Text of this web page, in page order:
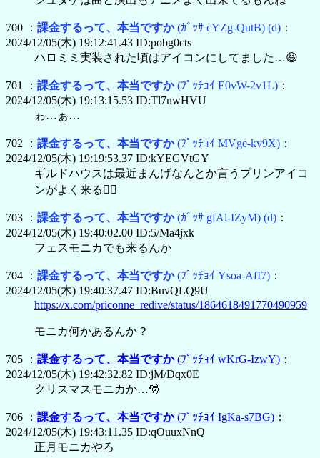
700 ： 課金するって、本当ですか(ｶﾞｯｻ cYZg-QutB) (d) ：
2024/12/05(木) 19:12:41.43 ID:pobg0cts
ハロミミ実装された頃はアイコンにしてました…😆
701 ： 課金するって、本当ですか(ﾌﾟｯﾁｮｲ E0vW-2v1L) ：
2024/12/05(木) 19:13:15.53 ID:Tl7nwHVU
ゎ…ぁ…
702 ： 課金するって、本当ですか(ﾌﾟｯﾁｮｲ MVge-kv9X) ：
2024/12/05(木) 19:19:53.37 ID:kYEGVtGY
ギルドハウスは最近まんげなんとか言うプリンアイコ
ンがよく来る😵‍💫
703 ： 課金するって、本当ですか(ｶﾞｯｻ gfAl-IZyM) (d) ：
2024/12/05(木) 19:40:02.00 ID:5/Ma4jxk
フェスモニカでも来るんか
704 ： 課金するって、本当ですか(ﾌﾟｯﾁｮｲ Ysoa-AfI7) ：
2024/12/05(木) 19:40:37.47 ID:BuvQLQ9U
https://x.com/priconne_redive/status/1864618491770490959
モニカ何かあるんか？
705 ： 課金するって、本当ですか(ﾌﾟｯﾁｮｲ wKrG-IzwY) ：
2024/12/05(木) 19:42:32.82 ID:jM/Dqx0E
クリスマスモニカか…🎅
706 ： 課金するって、本当ですか(ﾌﾟｯﾁｮｲ IgKa-s7BG) ：
2024/12/05(木) 19:43:11.35 ID:qOuuxNnQ
正月モニカやろ